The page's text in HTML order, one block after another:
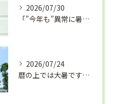
2026/07/30
「”今年も”異常に暑い夏」酷暑+冷房＝夏風邪、腰痛、ひざの痛...
2026/07/24
暦の上では大暑です！腰痛や肩こりから来る頭痛